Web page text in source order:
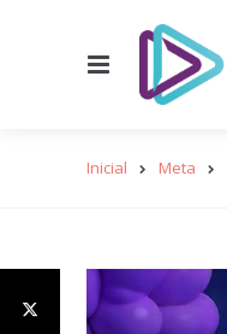
Inicial Meta